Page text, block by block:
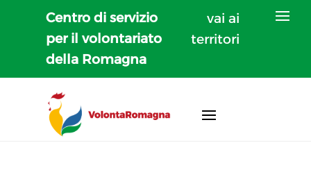
Centro di servizio
per il volontariato
della Romagna
vai ai
territori